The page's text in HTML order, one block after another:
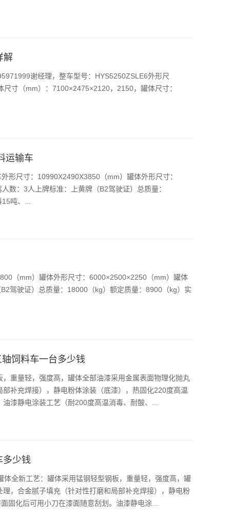
解
谢经理，整车型号：HYS5250ZSLE6外形尺
寸（mm）：7100×2475×2120，2150，罐体尺寸：
运输车
形尺寸：10990X2490X3850（mm）罐体外形尺寸：
数：3人上牌标准：上黄牌（B2驾驶证）总质量：
吨、...
（mm）罐体外形尺寸：6000×2500×2250（mm）罐体
驾驶证）总质量：18000（kg）额定质量：8900（kg）实
饲料车一台多少钱
重量轻，强度高，罐体全部油漆采用金属表面物理化抛丸
补充焊接），静电粉体涂装（底漆），热固化220度高温
漆静电涂装工艺（耐200度高温消毒、耐酸、...
多少钱
全新工艺：罐体采用锰钢轻型钢板，重量轻，强度高，罐
，合金腻子填充（针对性打磨和局部补充焊接），静电粉
固化后可用小刀在漆面随意刮划。油漆静电涂...